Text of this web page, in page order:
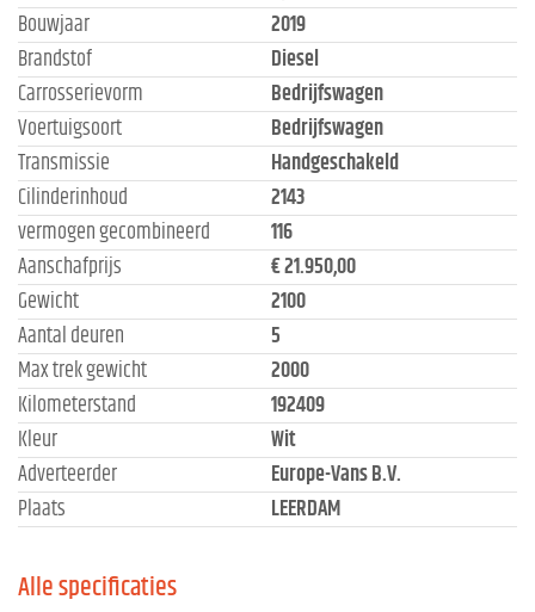
Bouwjaar
2019
Brandstof
Diesel
Carrosserievorm
Bedrijfswagen
Voertuigsoort
Bedrijfswagen
Transmissie
Handgeschakeld
Cilinderinhoud
2143
vermogen gecombineerd
116
Aanschafprijs
€ 21.950,00
Gewicht
2100
Aantal deuren
5
Max trek gewicht
2000
Kilometerstand
192409
Kleur
Wit
Adverteerder
Europe-Vans B.V.
Plaats
LEERDAM
Alle specificaties